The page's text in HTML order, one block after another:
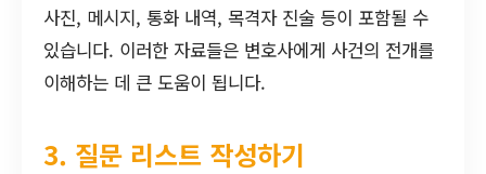
사진, 메시지, 통화 내역, 목격자 진술 등이 포함될 수
있습니다. 이러한 자료들은 변호사에게 사건의 전개를
이해하는 데 큰 도움이 됩니다.
3. 질문 리스트 작성하기